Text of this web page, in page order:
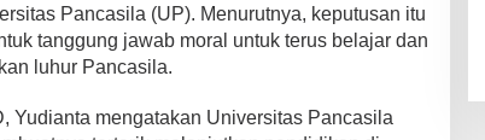
Pancasila (UP). Menurutnya, keputusan itu
tanggung jawab moral untuk terus belajar dan
luhur Pancasila.
Yudianta mengatakan Universitas Pancasila